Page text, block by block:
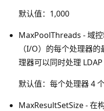
默认值：1,000
MaxPoolThreads - 域
（I/O）的每个处理器
理器可以同时处理 LDAP
默认值：每个处理器 4
MaxResultSetSize - 在